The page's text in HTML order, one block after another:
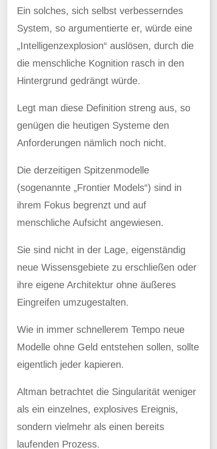
Ein solches, sich selbst verbesserndes
System, so argumentierte er, würde eine
„Intelligenzexplosion“ auslösen, durch die
die menschliche Kognition rasch in den
Hintergrund gedrängt würde.
Legt man diese Definition streng aus, so
genügen die heutigen Systeme den
Anforderungen nämlich noch nicht.
Die derzeitigen Spitzenmodelle
(sogenannte „Frontier Models“) sind in
ihrem Fokus begrenzt und auf
menschliche Aufsicht angewiesen.
Sie sind nicht in der Lage, eigenständig
neue Wissensgebiete zu erschließen oder
ihre eigene Architektur ohne äußeres
Eingreifen umzugestalten.
Wie in immer schnellerem Tempo neue
Modelle ohne Geld entstehen sollen, sollte
eigentlich jeder kapieren.
Altman betrachtet die Singularität weniger
als ein einzelnes, explosives Ereignis,
sondern vielmehr als einen bereits
laufenden Prozess.